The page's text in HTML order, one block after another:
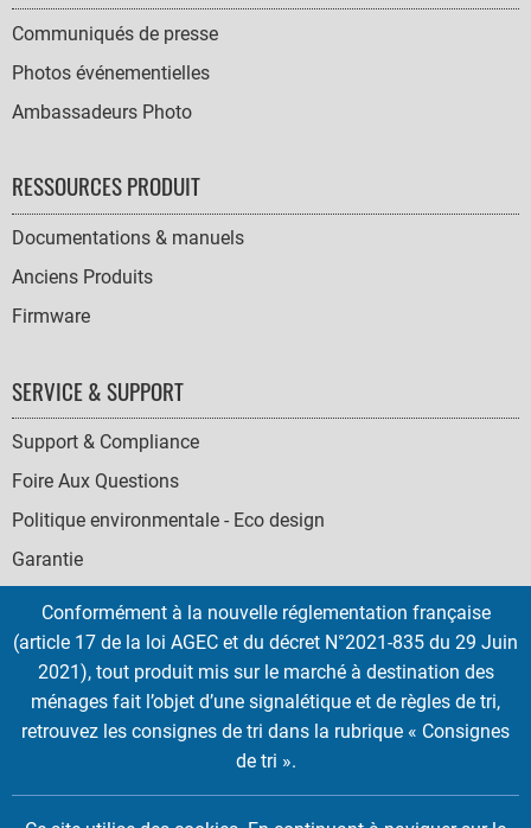
Communiqués de presse
Photos événementielles
Ambassadeurs Photo
RESSOURCES PRODUIT
Documentations & manuels
Anciens Produits
Firmware
SERVICE & SUPPORT
Support & Compliance
Foire Aux Questions
Politique environmentale - Eco design
Garantie
SOCIAL
ICONS
Deutsch Italian
Copyright © 2026 EMTEC, All rights reserved.
Conformément à la nouvelle réglementation française
(article 17 de la loi AGEC et du décret N°2021-835 du 29 Juin
2021), tout produit mis sur le marché à destination des
ménages fait l’objet d’une signalétique et de règles de tri,
retrouvez les consignes de tri dans la rubrique « Consignes
de tri ».